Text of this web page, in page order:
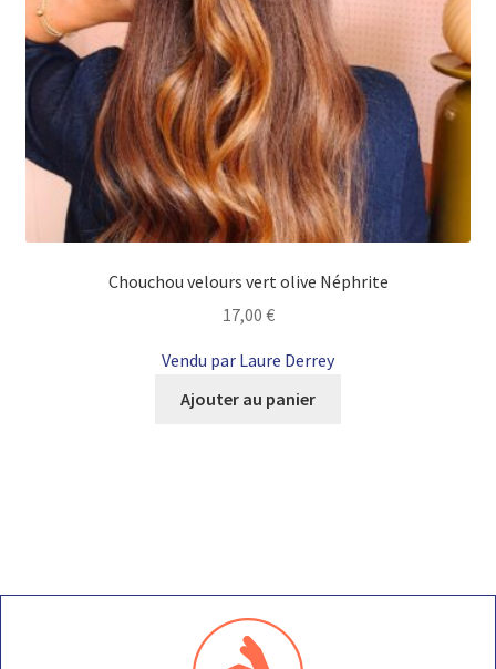
produit
Chouchou velours vert olive Néphrite
17,00 €
Vendu par Laure Derrey
Ajouter au panier